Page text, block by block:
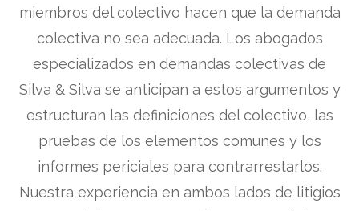
miembros del colectivo hacen que la demanda
colectiva no sea adecuada. Los abogados
especializados en demandas colectivas de
Silva & Silva se anticipan a estos argumentos y
estructuran las definiciones del colectivo, las
pruebas de los elementos comunes y los
informes periciales para contrarrestarlos.
Nuestra experiencia en ambos lados de litigios